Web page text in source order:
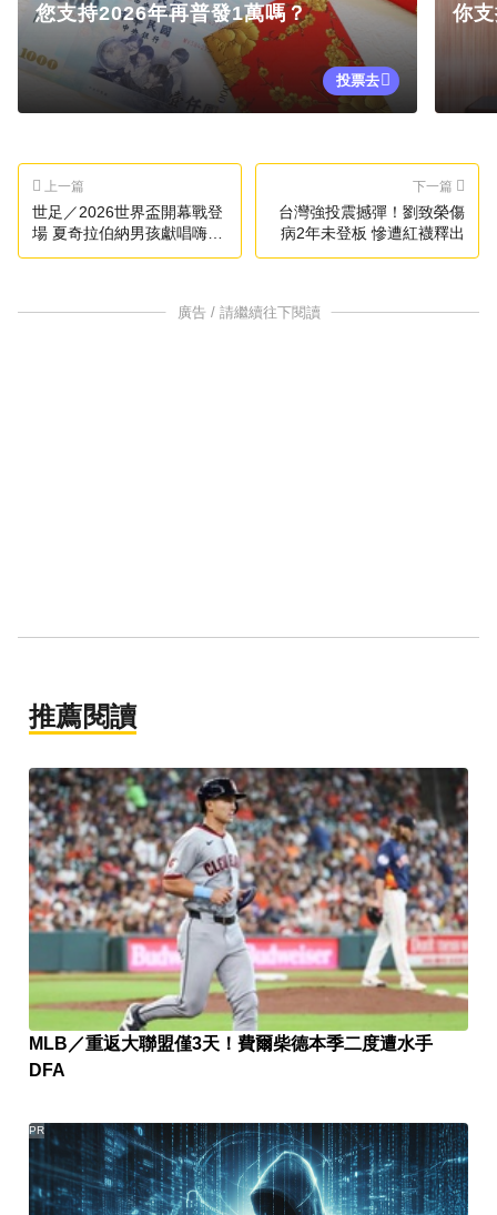
您支持2026年再普發1萬嗎？
投票去
你
上一篇
世足／2026世界盃開幕戰登
場 夏奇拉伯納男孩獻唱嗨翻
球迷
下一篇
台灣強投震撼彈！劉致榮傷
病2年未登板 慘遭紅襪釋出
廣告 / 請繼續往下閱讀
推薦閱讀
MLB／重返大聯盟僅3天！費爾柴德本季二度遭水手
DFA
PR